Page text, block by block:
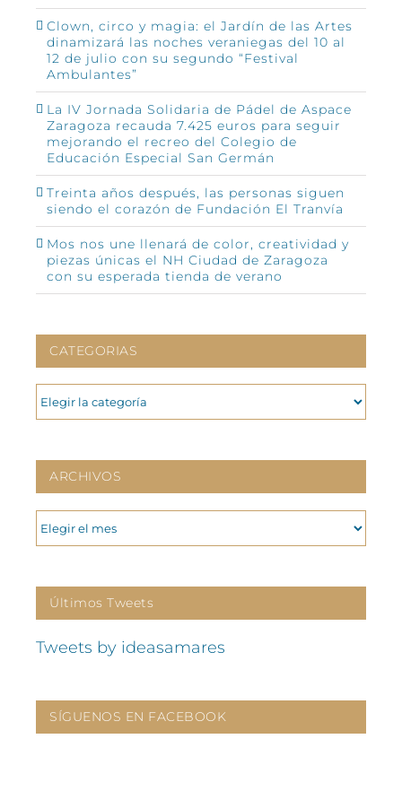
Clown, circo y magia: el Jardín de las Artes
dinamizará las noches veraniegas del 10 al
12 de julio con su segundo “Festival
Ambulantes”
La IV Jornada Solidaria de Pádel de Aspace
Zaragoza recauda 7.425 euros para seguir
mejorando el recreo del Colegio de
Educación Especial San Germán
Treinta años después, las personas siguen
siendo el corazón de Fundación El Tranvía
Mos nos une llenará de color, creatividad y
piezas únicas el NH Ciudad de Zaragoza
con su esperada tienda de verano
CATEGORIAS
CATEGORIAS
ARCHIVOS
ARCHIVOS
Últimos Tweets
Tweets by ideasamares
SÍGUENOS EN FACEBOOK